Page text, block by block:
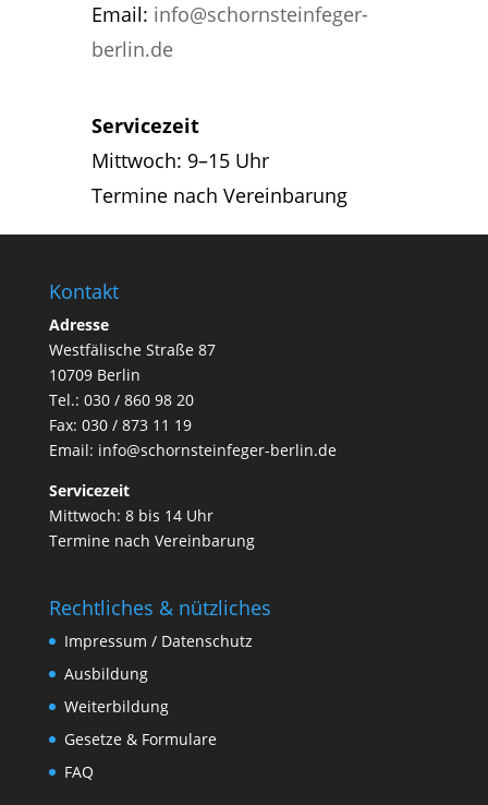
Email: info@schornsteinfeger-
berlin.de
Servicezeit
Mittwoch: 9–15 Uhr
Termine nach Vereinbarung
Kontakt
Adresse
Westfälische Straße 87
10709 Berlin
Tel.: 030 / 860 98 20
Fax: 030 / 873 11 19
Email: info@schornsteinfeger-berlin.de
Servicezeit
Mittwoch: 8 bis 14 Uhr
Termine nach Vereinbarung
Rechtliches & nützliches
Impressum / Datenschutz
Ausbildung
Weiterbildung
Gesetze & Formulare
FAQ